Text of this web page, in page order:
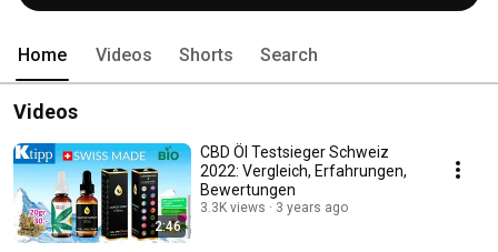
blüten kaufen schweiz, cbd öl testsieger schweiz, cbd öl kaufen, cbd öl
Home Videos Shorts Search
Videos
2:46
CBD Öl Testsieger Schweiz
2022: Vergleich, Erfahrungen,
Bewertungen
3.3K views 3 years ago